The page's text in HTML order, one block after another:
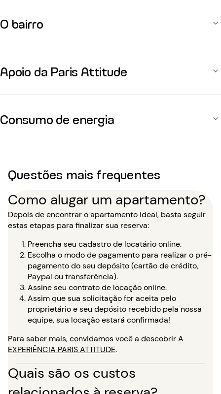
O bairro
Apoio da Paris Attitude
Consumo de energia
Questões mais frequentes
Como alugar um apartamento?
Depois de encontrar o apartamento ideal, basta seguir
estas etapas para finalizar sua reserva:
Preencha seu cadastro de locatário online.
Escolha o modo de pagamento para realizar o pré-
pagamento do seu depósito (cartão de crédito,
Paypal ou transferência).
Assine seu contrato de locação online.
Assim que sua solicitação for aceita pelo
proprietário e seu depósito recebido pela nossa
equipe, sua locação estará confirmada!
Para saber mais, convidamos você a descobrirA
EXPERIÊNCIA PARIS ATTITUDE.
Quais são os custos